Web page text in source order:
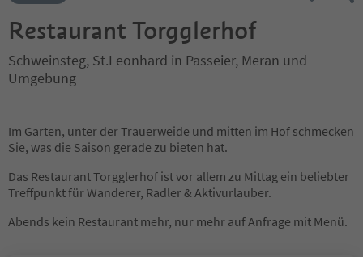
Restaurant Torgglerhof
Schweinsteg, St.Leonhard in Passeier, Meran und
Umgebung
Im Garten, unter der Trauerweide und mitten im Hof schmecken
Sie, was die Saison gerade zu bieten hat.
Das Restaurant Torgglerhof ist vor allem zu Mittag ein beliebter
Treffpunkt für Wanderer, Radler & Aktivurlauber.
Abends kein Restaurant mehr, nur mehr auf Anfrage mit Menü.